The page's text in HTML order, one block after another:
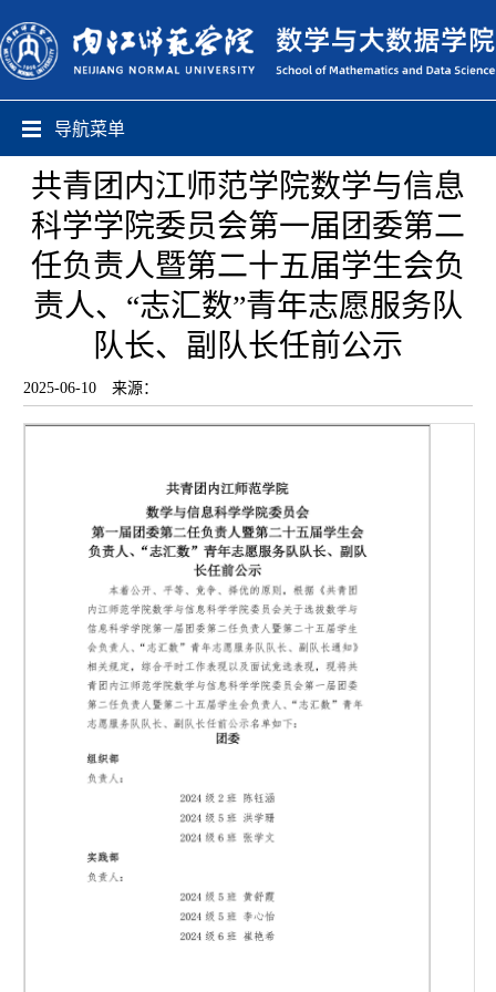
导航菜单
共青团内江师范学院数学与信息
科学学院委员会第一届团委第二
任负责人暨第二十五届学生会负
责人、“志汇数”青年志愿服务队
队长、副队长任前公示
2025-06-10 来源：